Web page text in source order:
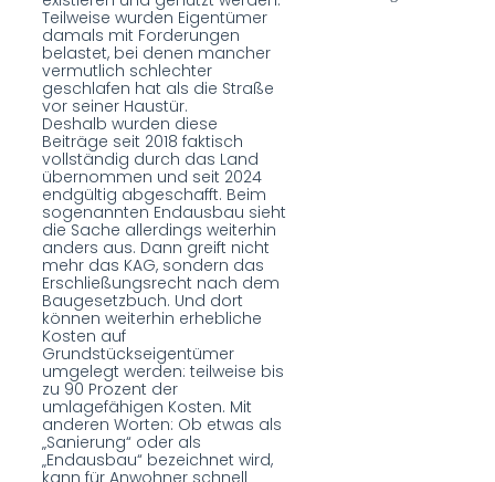
Teilweise wurden Eigentümer
damals mit Forderungen
belastet, bei denen mancher
vermutlich schlechter
geschlafen hat als die Straße
vor seiner Haustür.
Deshalb wurden diese
Beiträge seit 2018 faktisch
vollständig durch das Land
übernommen und seit 2024
endgültig abgeschafft. Beim
sogenannten Endausbau sieht
die Sache allerdings weiterhin
anders aus. Dann greift nicht
mehr das KAG, sondern das
Erschließungsrecht nach dem
Baugesetzbuch. Und dort
können weiterhin erhebliche
Kosten auf
Grundstückseigentümer
umgelegt werden: teilweise bis
zu 90 Prozent der
umlagefähigen Kosten. Mit
anderen Worten: Ob etwas als
„Sanierung“ oder als
„Endausbau“ bezeichnet wird,
kann für Anwohner schnell